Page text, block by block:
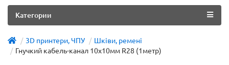
Категории
3D принтери, ЧПУ
Шківи, ремені
Гнучкий кабель-канал 10х10мм R28 (1метр)